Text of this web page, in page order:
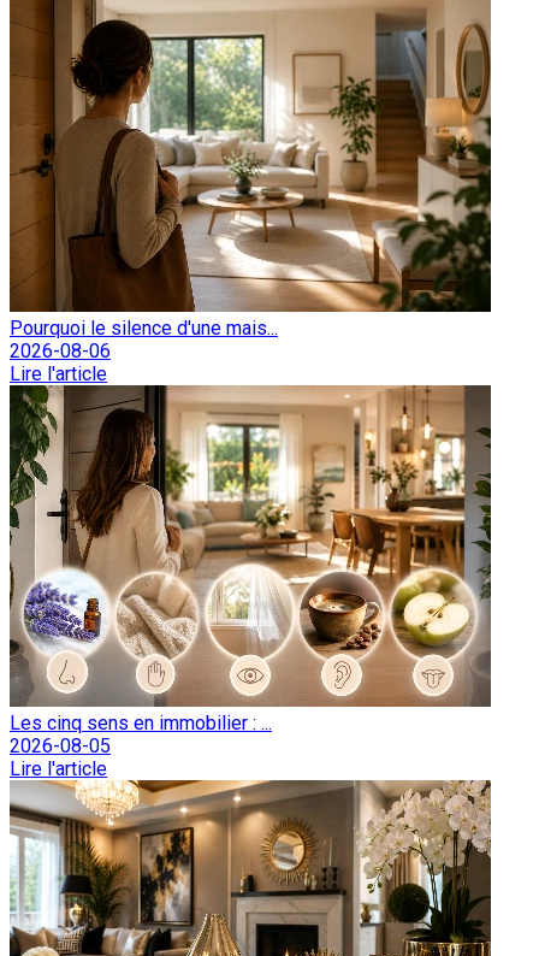
Pourquoi le silence d'une mais...
2026-08-06
Lire l'article
Les cinq sens en immobilier : ...
2026-08-05
Lire l'article